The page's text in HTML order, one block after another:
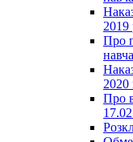
2019
Про
2020
Про